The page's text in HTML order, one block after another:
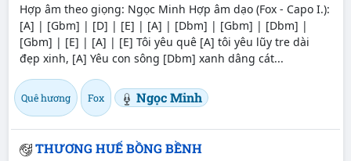
Hợp âm theo giọng: Ngọc Minh Hợp âm dạo (Fox - Capo I.):
[A] | [Gbm] | [D] | [E] | [A] | [Dbm] | [Gbm] | [Dbm] |
[Gbm] | [E] | [A] | [E] Tôi yêu quê [A] tôi yêu lũy tre dài
đẹp xinh, [A] Yêu con sông [Dbm] xanh dâng cát...
Quê hương Fox Ngọc Minh
THƯƠNG HUẾ BỒNG BỀNH